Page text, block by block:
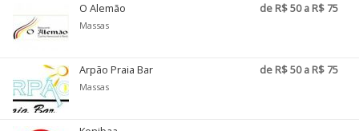
O Alemão
Massas
de R$ 50 a R$ 75
Arpão Praia Bar
Massas
de R$ 50 a R$ 75